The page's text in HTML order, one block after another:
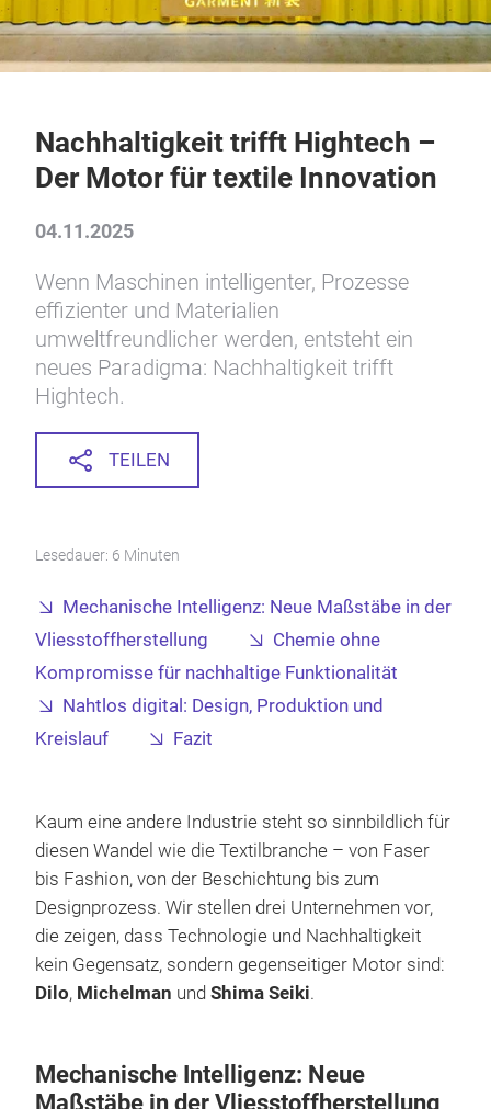
Nachhaltigkeit trifft Hightech –
Der Motor für textile Innovation
04.11.2025
Wenn Maschinen intelligenter, Prozesse
effizienter und Materialien
umweltfreundlicher werden, entsteht ein
neues Paradigma: Nachhaltigkeit trifft
Hightech.
TEILEN
Lesedauer: 6 Minuten
Mechanische Intelligenz: Neue Maßstäbe in der
Vliesstoffherstellung
Chemie ohne
Kompromisse für nachhaltige Funktionalität
Nahtlos digital: Design, Produktion und
Kreislauf
Fazit
Kaum eine andere Industrie steht so sinnbildlich für
diesen Wandel wie die Textilbranche – von Faser
bis Fashion, von der Beschichtung bis zum
Designprozess. Wir stellen drei Unternehmen vor,
die zeigen, dass Technologie und Nachhaltigkeit
kein Gegensatz, sondern gegenseitiger Motor sind:
Dilo, Michelman und Shima Seiki.
Mechanische Intelligenz: Neue
Maßstäbe in der Vliesstoffherstellung